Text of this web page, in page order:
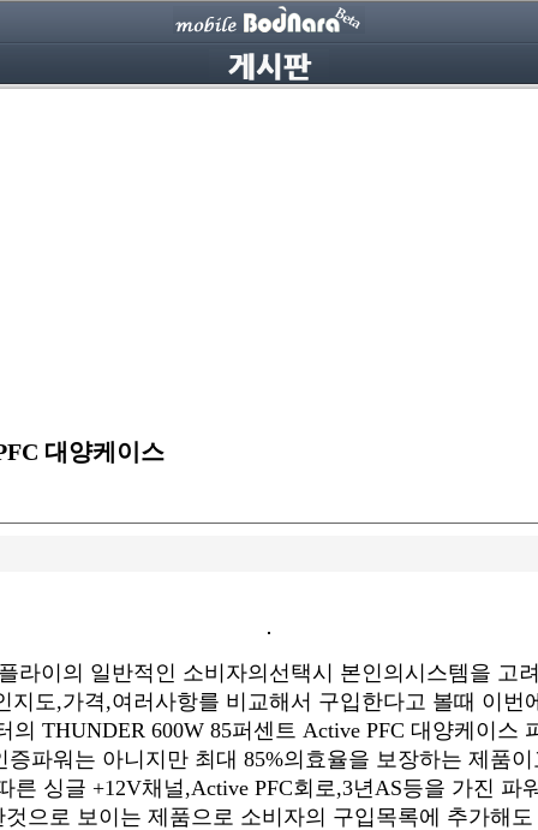
대양케이스
라이의 일반적인 소비자의선택시 본인의시스템을 고
지도,가격,여러사항를 비교해서 구입한다고 볼때 이번
의 THUNDER 600W 85퍼센트 Active PFC 대양케이스
증파워는 아니지만 최대 85%의효율을 보장하는 제품이
른 싱글 +12V채널,Active PFC회로,3년AS등을 가진 파
으로 보이는 제품으로 소비자의 구입목록에 추가해도